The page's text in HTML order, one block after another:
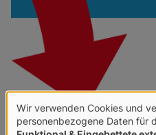
Verwendung
Wir verwenden Cookies und
personenbezogene Daten für